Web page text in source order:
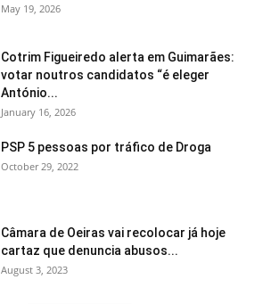
May 19, 2026
Cotrim Figueiredo alerta em Guimarães:
votar noutros candidatos “é eleger
António...
January 16, 2026
PSP 5 pessoas por tráfico de Droga
October 29, 2022
Câmara de Oeiras vai recolocar já hoje
cartaz que denuncia abusos...
August 3, 2023